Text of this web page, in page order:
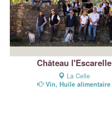
Château l'Escarelle
La Celle
Vin, Huile alimentaire